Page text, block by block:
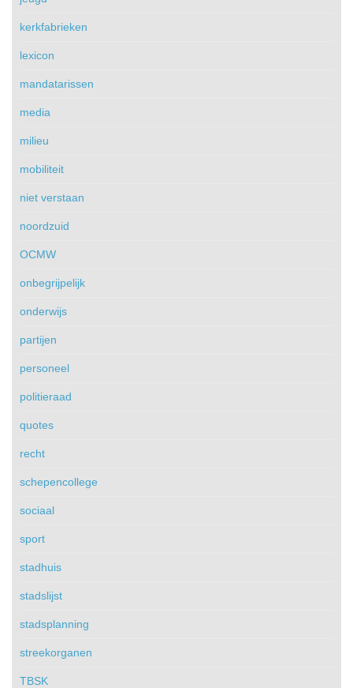
kerkfabrieken
lexicon
mandatarissen
media
milieu
mobiliteit
niet verstaan
noordzuid
OCMW
onbegrijpelijk
onderwijs
partijen
personeel
politieraad
quotes
recht
schepencollege
sociaal
sport
stadhuis
stadslijst
stadsplanning
streekorganen
TBSK